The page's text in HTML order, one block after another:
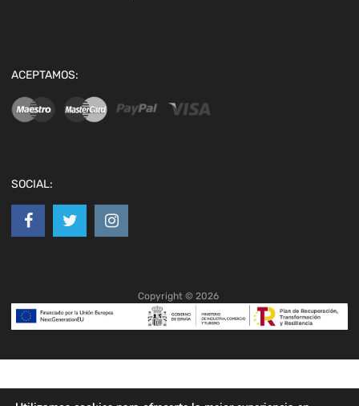
ACEPTAMOS:
SOCIAL:
Copyright © 2026